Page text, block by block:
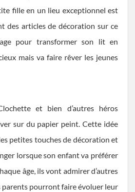
fille en un lieu exceptionnel est
des articles de décoration sur ce
pour transformer son lit en
mais va faire rêver les jeunes
et bien d’autres héros
sur du papier peint. Cette idée
petites touches de décoration et
lorsque son enfant va préférer
âge, ils vont admirer d’autres
parents pourront faire évoluer leur